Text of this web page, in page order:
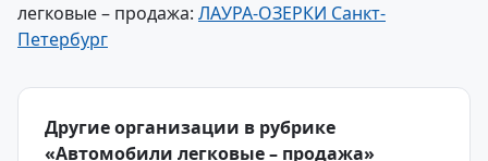
легковые – продажа: ЛАУРА-ОЗЕРКИ Санкт-
Петербург
Другие организации в рубрике
«Автомобили легковые – продажа»